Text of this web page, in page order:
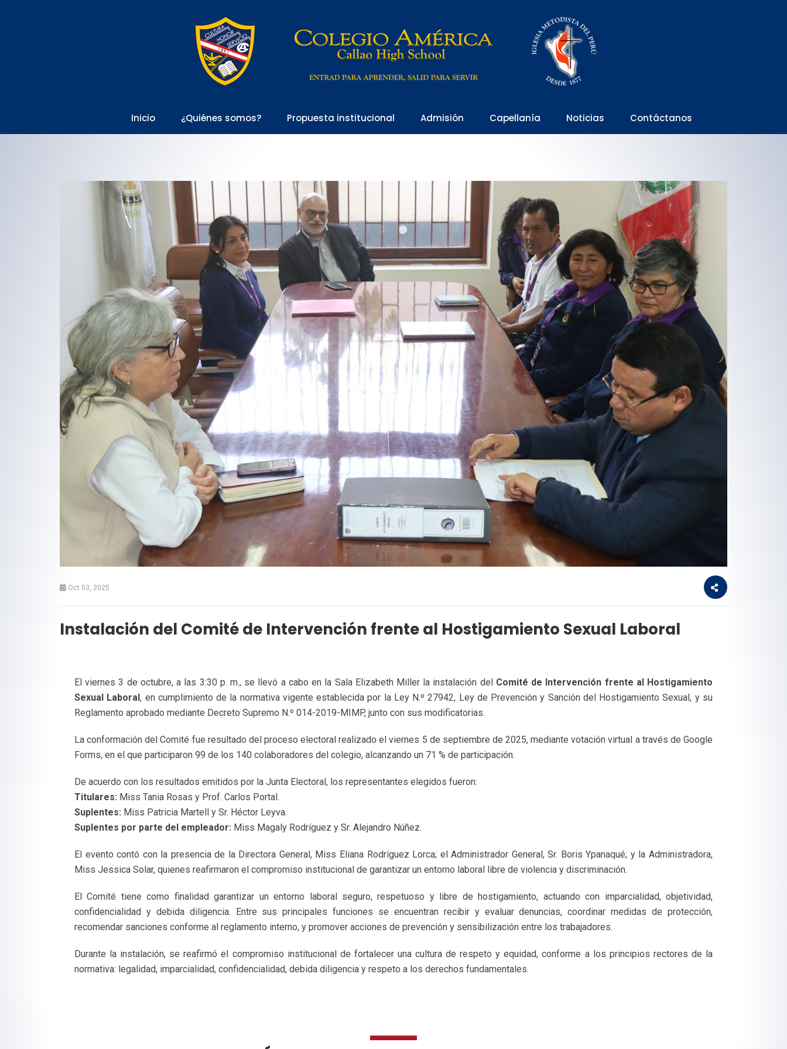
Inicio ¿Quiénes somos? Propuesta institucional Admisión Capellanía Noticias Contáctanos
Oct 03, 2025
Instalación del Comité de Intervención frente al Hostigamiento Sexual Laboral
El viernes 3 de octubre, a las 3:30 p. m., se llevó a cabo en la Sala Elizabeth Miller la instalación del Comité de Intervención frente al Hostigamiento
Sexual Laboral, en cumplimiento de la normativa vigente establecida por la Ley N.º 27942, Ley de Prevención y Sanción del Hostigamiento Sexual, y su
Reglamento aprobado mediante Decreto Supremo N.º 014-2019-MIMP, junto con sus modificatorias.
La conformación del Comité fue resultado del proceso electoral realizado el viernes 5 de septiembre de 2025, mediante votación virtual a través de Google
Forms, en el que participaron 99 de los 140 colaboradores del colegio, alcanzando un 71 % de participación.
De acuerdo con los resultados emitidos por la Junta Electoral, los representantes elegidos fueron:
Titulares: Miss Tania Rosas y Prof. Carlos Portal.
Suplentes: Miss Patricia Martell y Sr. Héctor Leyva.
Suplentes por parte del empleador: Miss Magaly Rodríguez y Sr. Alejandro Núñez.
El evento contó con la presencia de la Directora General, Miss Eliana Rodríguez Lorca; el Administrador General, Sr. Boris Ypanaqué; y la Administradora,
Miss Jessica Solar, quienes reafirmaron el compromiso institucional de garantizar un entorno laboral libre de violencia y discriminación.
El Comité tiene como finalidad garantizar un entorno laboral seguro, respetuoso y libre de hostigamiento, actuando con imparcialidad, objetividad,
confidencialidad y debida diligencia. Entre sus principales funciones se encuentran recibir y evaluar denuncias, coordinar medidas de protección,
recomendar sanciones conforme al reglamento interno, y promover acciones de prevención y sensibilización entre los trabajadores.
Durante la instalación, se reafirmó el compromiso institucional de fortalecer una cultura de respeto y equidad, conforme a los principios rectores de la
normativa: legalidad, imparcialidad, confidencialidad, debida diligencia y respeto a los derechos fundamentales.